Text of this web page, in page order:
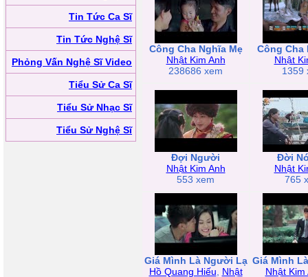
Tin Tức Ca Sĩ
Tin Tức Nghệ Sĩ
Phỏng Vấn Nghệ Sĩ Video
Tiểu Sử Ca Sĩ
Tiểu Sử Nhạc Sĩ
Tiểu Sử Nghệ Sĩ
Công Cha Nghĩa Mẹ
Nhật Kim Anh
238686 xem
Công Cha
Nhật
1359
Đợi Người
Nhật Kim Anh
553 xem
Đời
Nhật
765
Giá Mình Là Người Lạ
Hồ Quang Hiếu
Nhật
Giá Mình
Nhật Kim